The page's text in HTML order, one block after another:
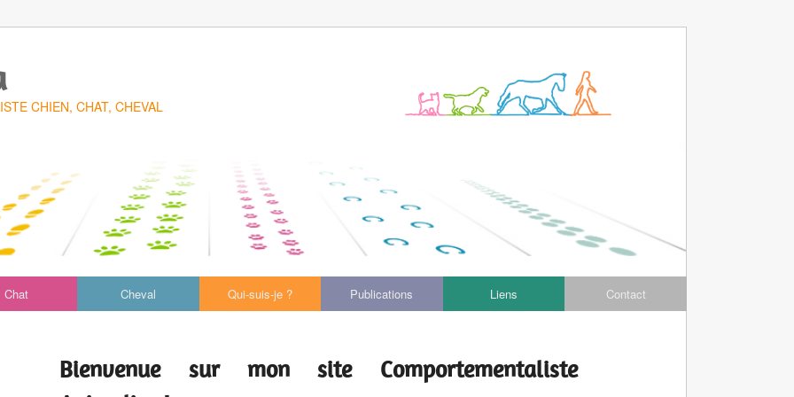
CHIEN, CHAT, CHEVAL
Chat Cheval Qui-suis-je ? Publications Liens Contact
Bienvenue sur mon site Comportementaliste